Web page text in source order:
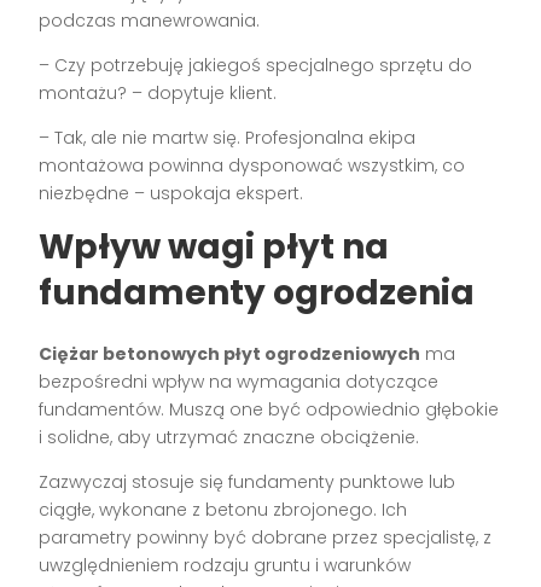
podczas manewrowania.
– Czy potrzebuję jakiegoś specjalnego sprzętu do
montażu? – dopytuje klient.
– Tak, ale nie martw się. Profesjonalna ekipa
montażowa powinna dysponować wszystkim, co
niezbędne – uspokaja ekspert.
Wpływ wagi płyt na
fundamenty ogrodzenia
Ciężar betonowych płyt ogrodzeniowych ma
bezpośredni wpływ na wymagania dotyczące
fundamentów. Muszą one być odpowiednio głębokie
i solidne, aby utrzymać znaczne obciążenie.
Zazwyczaj stosuje się fundamenty punktowe lub
ciągłe, wykonane z betonu zbrojonego. Ich
parametry powinny być dobrane przez specjalistę, z
uwzględnieniem rodzaju gruntu i warunków